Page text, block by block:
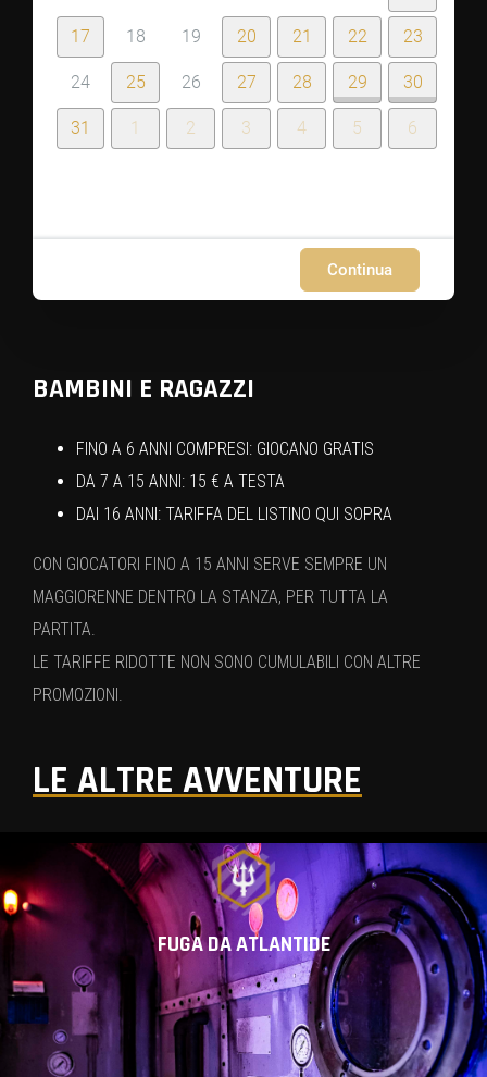
17 18 19 20 21 22 23
24 25 26 27 28 29 30
31 1 2 3 4 5 6
Continua
BAMBINI E RAGAZZI
FINO A 6 ANNI COMPRESI: GIOCANO GRATIS
DA 7 A 15 ANNI: 15 € A TESTA
DAI 16 ANNI: TARIFFA DEL LISTINO QUI SOPRA
CON GIOCATORI FINO A 15 ANNI SERVE SEMPRE UN
MAGGIORENNE DENTRO LA STANZA, PER TUTTA LA
PARTITA.
LE TARIFFE RIDOTTE NON SONO CUMULABILI CON ALTRE
PROMOZIONI.
LE ALTRE AVVENTURE
FUGA DA ATLANTIDE